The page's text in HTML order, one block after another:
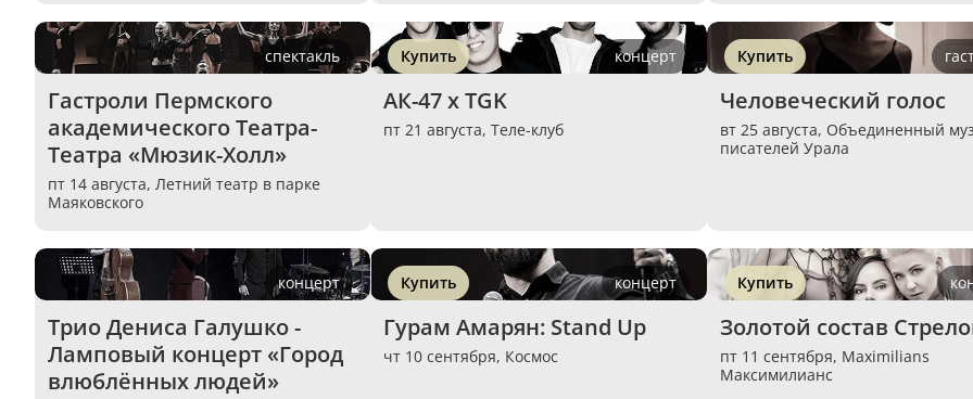
спектакль
Гастроли Пермского
академического Театра-
Театра «Мюзик-Холл»
пт 14 августа, Летний театр в парке
Маяковского
Купить концерт
АК-47 х TGK
пт 21 августа,Теле-клуб
Купить
Человеческий голос
вт 25 августа, Объединенный
писателей Урала
концерт
Трио Дениса Галушко -
Ламповый концерт «Город
влюблённых людей»
Купить концерт
Гурам Амарян: Stand Up
чт 10 сентября, Космос
Купить
Золотой состав
пт 11 сентября, Maximilians
Максимилианс